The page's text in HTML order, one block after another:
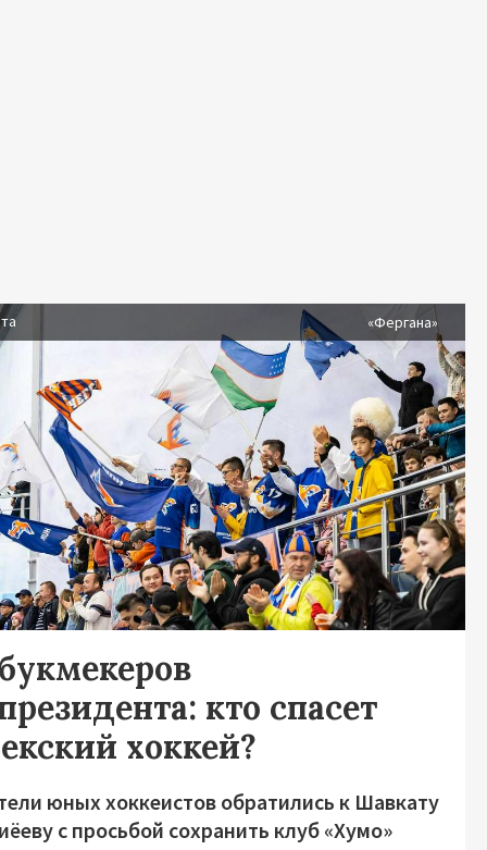
«Фергана»
кто спасет
хоккей?
юных хоккеистов обратились к Шавкату
с просьбой сохранить клуб «Хумо»